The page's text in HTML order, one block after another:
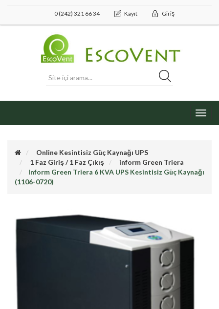
0 (242) 321 66 34 Kayıt Giriş
Online Kesintisiz Güç Kaynağı UPS
1 Faz Giriş / 1 Faz Çıkış
inform Green Triera
Inform Green Triera 6 KVA UPS Kesintisiz Güç Kaynağı
(1106-0720)